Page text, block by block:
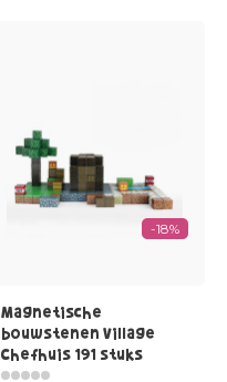
-18%
Magnetische
bouwstenen Village
Chefhuis 191 stuks